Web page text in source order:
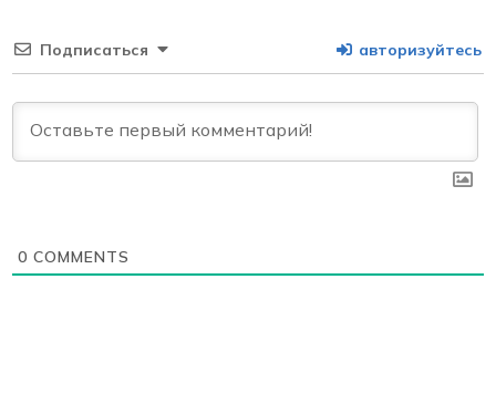
Подписаться авторизуйтесь
0 COMMENTS